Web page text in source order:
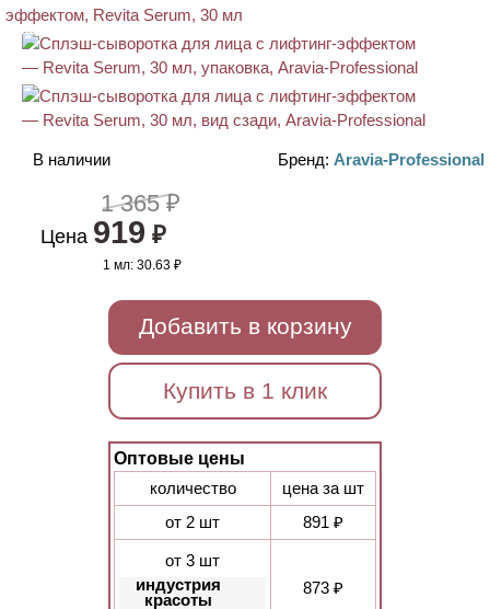
АКЦИЯ
В наличии Бренд: Aravia-Professional
1 365 ₽
Цена 919 ₽
1 мл:30.63 ₽
Добавить в корзину
Купить в 1 клик
Оптовые цены
количество
цена за шт
от 2 шт
891 ₽
от 3 шт
индустрия
красоты
873 ₽